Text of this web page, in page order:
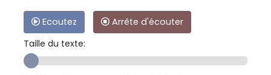
Ecoutez
Arrête d'écouter
Taille du texte: